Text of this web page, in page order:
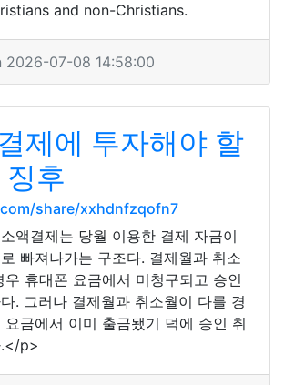
and non-Christians.
2026-07-08 14:58:00
제에 투자해야 할
후
share/xxhdnfzqofn7
액결제는 당월 이용한 결제 자금이
빠져나가는 구조다. 결제월과 취소
우 휴대폰 요금에서 미청구되고 승인
. 그러나 결제월과 취소월이 다를 경
요금에서 이미 출금됐기 덕에 승인 취
p>